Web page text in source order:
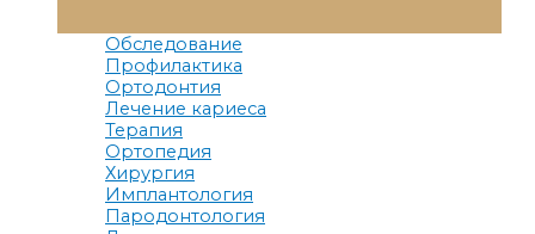
Меню
Обследование
Профилактика
Ортодонтия
Лечение кариеса
Терапия
Ортопедия
Хирургия
Имплантология
Пародонтология